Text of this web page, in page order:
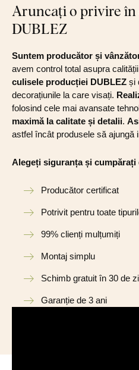
Aruncați o privire
DUBLEZ
Suntem producător și
avem control total asupra
culisele producției DUBLEZ și
decorațiunile la care visați.
folosind cele mai avansate
maximă la calitate și detalii.
astfel încât produsele să ajungă
Alegeți siguranța și cumpărați
Producător certificat
Potrivit pentru toate
99% clienți mulțumiți
Montaj simplu
Schimb gratuit în 30 de
Garanție de 3 ani